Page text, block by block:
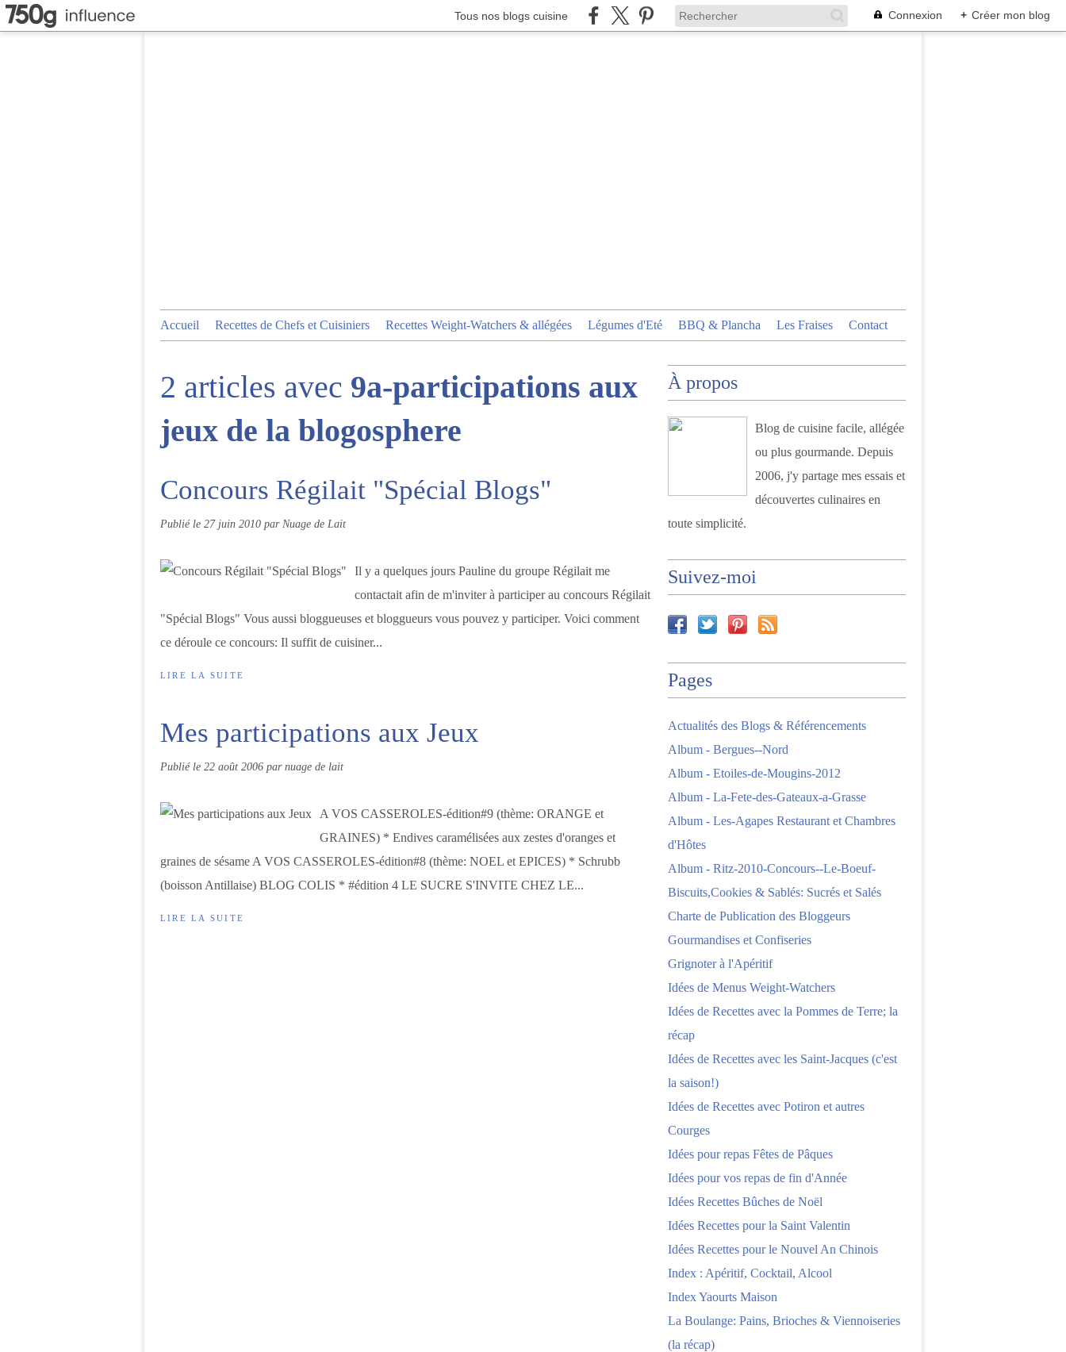
Tous nos blogs cuisine Connexion + Créer mon blog
Accueil Recettes de Chefs et Cuisiniers Recettes Weight-Watchers & allégées Légumes d'Eté BBQ & Plancha Les Fraises Contact
2 articles avec 9a-participations aux
jeux de la blogosphere
Concours Régilait "Spécial Blogs"
Publié le 27 juin 2010 par Nuage de Lait
Il y a quelques jours Pauline du groupe Régilait me
contactait afin de m'inviter à participer au concours Régilait
"Spécial Blogs" Vous aussi bloggueuses et bloggueurs vous pouvez y participer. Voici comment
ce déroule ce concours: Il suffit de cuisiner...
LIRE LA SUITE
Mes participations aux Jeux
Publié le 22 août 2006 par nuage de lait
A VOS CASSEROLES-édition#9 (thème: ORANGE et
GRAINES) * Endives caramélisées aux zestes d'oranges et
graines de sésame A VOS CASSEROLES-édition#8 (thème: NOEL et EPICES) * Schrubb
(boisson Antillaise) BLOG COLIS * #édition 4 LE SUCRE S'INVITE CHEZ LE...
LIRE LA SUITE
À propos
Blog de cuisine facile, allégée
ou plus gourmande. Depuis
2006, j'y partage mes essais et
découvertes culinaires en
toute simplicité.
Suivez-moi
Pages
Actualités des Blogs & Référencements
Album - Bergues--Nord
Album - Etoiles-de-Mougins-2012
Album - La-Fete-des-Gateaux-a-Grasse
Album - Les-Agapes Restaurant et Chambres
d'Hôtes
Album - Ritz-2010-Concours--Le-Boeuf-
Biscuits,Cookies & Sablés: Sucrés et Salés
Charte de Publication des Bloggeurs
Gourmandises et Confiseries
Grignoter à l'Apéritif
Idées de Menus Weight-Watchers
Idées de Recettes avec la Pommes de Terre; la
récap
Idées de Recettes avec les Saint-Jacques (c'est
la saison!)
Idées de Recettes avec Potiron et autres
Courges
Idées pour repas Fêtes de Pâques
Idées pour vos repas de fin d'Année
Idées Recettes Bûches de Noël
Idées Recettes pour la Saint Valentin
Idées Recettes pour le Nouvel An Chinois
Index : Apéritif, Cocktail, Alcool
Index Yaourts Maison
La Boulange: Pains, Brioches & Viennoiseries
(la récap)